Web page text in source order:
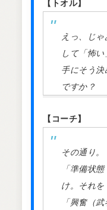
【トオル】
えっ、じ
して「怖
手にそう決
ですか？
【コーチ】
その通り
「準備状
け。それを
「興奮（